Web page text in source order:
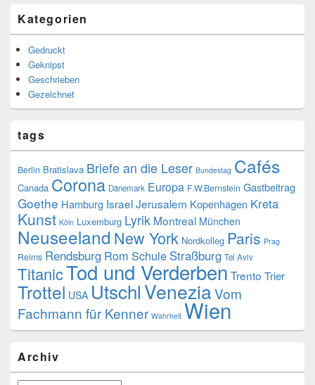
Kategorien
Gedruckt
Geknipst
Geschrieben
Gezeichnet
tags
Berlin Bratislava Briefe an die Leser Bundestag Cafés
Canada Corona Dänemark Europa F.W.Bernstein Gastbeitrag
Goethe Hamburg IsraelJerusalem Kopenhagen Kreta
Kunst Köln Luxemburg Lyrik Montreal München
Neuseeland New York Nordkolleg Paris Prag
Reims Rendsburg Rom Schule Straßburg Tel Aviv
TitanicTod und Verderben Trento Trier
Trottel USA UtschlVeneziaVom
Fachmann für Kenner Wahrheit Wien
Archiv